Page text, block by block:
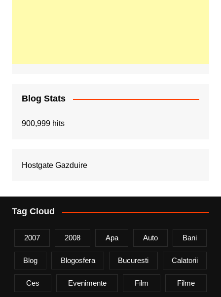
Blog Stats
900,999 hits
Hostgate Gazduire
Tag Cloud
2007 2008 Apa Auto Bani
Blog Blogosfera Bucuresti Calatorii
Ces Evenimente Film Filme